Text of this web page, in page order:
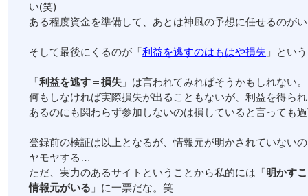
い(笑)
ある程度資金を準備して、あとは神風の予想に任せるのが
そして最後にくるのが「利益を逃すのはもはや損失 」とい
「利益を逃す＝損失 」は言われてみればそうかもしれない。
何もしなければ実際損失が出ることもないが、利益を得ら
あるのにも関わらず参加しないのは損していると言っても
登録前の検証は以上となるが、情報元が明かされていない
ヤモヤする…
ただ、実力のあるサイトということから私的には「明かす
情報元がいる 」に一票だな。笑